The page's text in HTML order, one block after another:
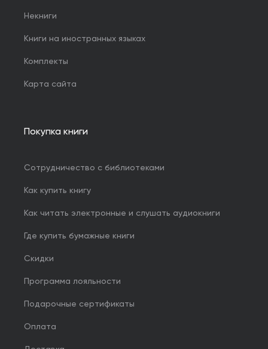
Некниги
Книги на иностранных языках
Комплекты
Карта сайта
Покупка книги
Сотрудничество с библиотеками
Как купить книгу
Как читать электронные и слушать аудиокниги
Где купить бумажные книги
Скидки
Программа лояльности
Подарочные сертификаты
Оплата